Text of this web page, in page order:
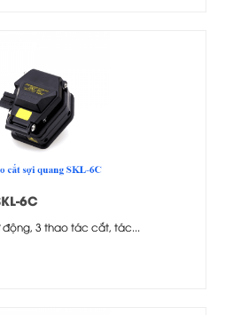
6C
3 thao tác cắt, tác...